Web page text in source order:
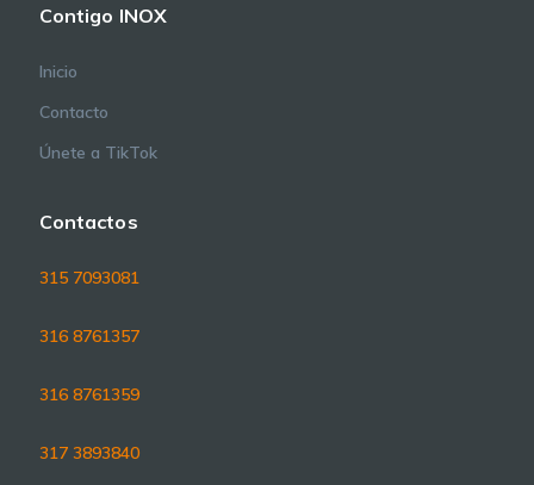
Contigo INOX
Inicio
Contacto
Únete a TikTok
Contactos
315 7093081
316 8761357
316 8761359
317 3893840